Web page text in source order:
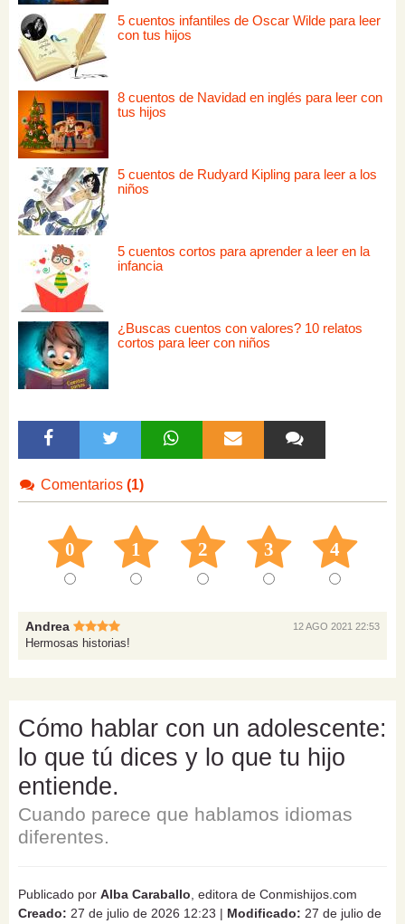
5 cuentos infantiles de Oscar Wilde para leer
con tus hijos
8 cuentos de Navidad en inglés para leer con
tus hijos
5 cuentos de Rudyard Kipling para leer a los
niños
5 cuentos cortos para aprender a leer en la
infancia
¿Buscas cuentos con valores? 10 relatos
cortos para leer con niños
Comentarios (1)
0 1 2 3 4
12 AGO 2021 22:53
Andrea
Hermosas historias!
Cómo hablar con un adolescente:
lo que tú dices y lo que tu hijo
entiende.
Cuando parece que hablamos idiomas
diferentes.
Publicado por Alba Caraballo, editora de Conmishijos.com
Creado: 27 de julio de 2026 12:23 | Modificado: 27 de julio de